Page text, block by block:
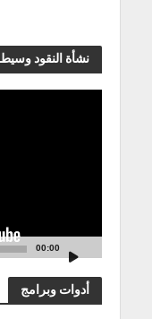
نشأة النقود
00:00
أدوات وبرامج